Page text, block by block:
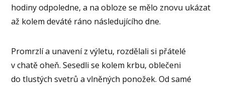
hodiny odpoledne, a na obloze se mělo znovu ukázat
až kolem deváté ráno následujícího dne.
Promrzlí a unavení z výletu, rozdělali si přátelé
v chatě oheň. Sesedli se kolem krbu, oblečeni
do tlustých svetrů a vlněných ponožek. Od samé